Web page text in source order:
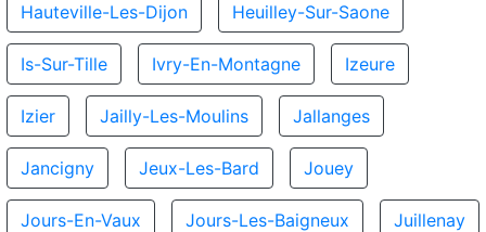
Hauteville-Les-Dijon Heuilley-Sur-Saone
Is-Sur-Tille Ivry-En-Montagne Izeure
Izier Jailly-Les-Moulins Jallanges
Jancigny Jeux-Les-Bard Jouey
Jours-En-Vaux Jours-Les-Baigneux Juillenay